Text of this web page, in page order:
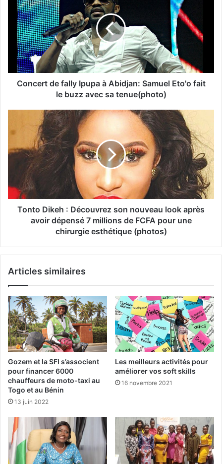
Concert de fally Ipupa à Abidjan: Samuel Eto'o fait
le buzz avec sa tenue(photo)
Tonto Dikeh : Découvrez son nouveau look après
avoir dépensé 7 millions de FCFA pour une
chirurgie esthétique (photos)
Articles similaires
Gozem et la SFI s’associent
pour financer 6000
chauffeurs de moto-taxi au
Togo et au Bénin
13 juin 2022
Les meilleurs activités pour
améliorer vos soft skills
16 novembre 2021